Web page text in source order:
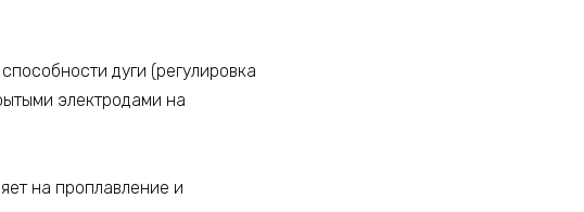
дуги (регулировка
электродами на
на проплавление и